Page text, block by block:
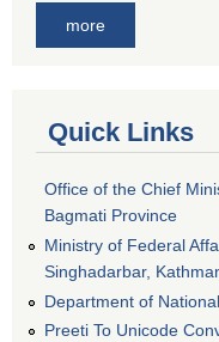
more
Quick Links
Office of the Chief
Bagmati Province
Ministry of Federal
Singhadarbar,
Department of
Preeti To Unicode